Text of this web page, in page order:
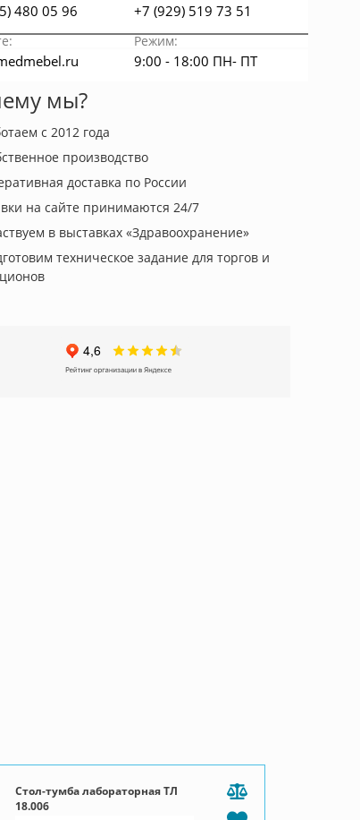
480 05 96 +7 (929) 519 73 51
Режим:
9:00 - 18:00 ПН- ПТ
мы?
с 2012 года
производство
доставка по России
на сайте принимаются 24/7
в выставках «Здравоохранение»
техническое задание для торгов и
Стол-тумба лабораторная ТЛ
18.006